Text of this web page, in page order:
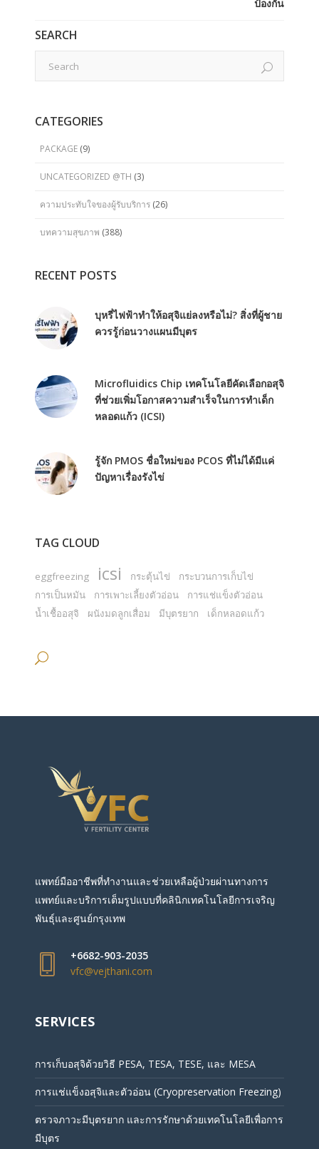
ป้องกัน
SEARCH
CATEGORIES
PACKAGE (9)
UNCATEGORIZED @TH (3)
ความประทับใจของผู้รับบริการ (26)
บทความสุขภาพ (388)
RECENT POSTS
บุหรี่ไฟฟ้าทำให้อสุจิแย่ลงหรือไม่? สิ่งที่ผู้ชาย
ควรรู้ก่อนวางแผนมีบุตร
Microfluidics Chip เทคโนโลยีคัดเลือกอสุจิ
ที่ช่วยเพิ่มโอกาสความสำเร็จในการทำเด็ก
หลอดแก้ว (ICSI)
รู้จัก PMOS ชื่อใหม่ของ PCOS ที่ไม่ได้มีแค่
ปัญหาเรื่องรังไข่
TAG CLOUD
eggfreezing icsi กระตุ้นไข่
กระบวนการเก็บไข่
การเป็นหมัน
การเพาะเลี้ยงตัวอ่อน
การแช่แข็งตัวอ่อน
น้ำเชื้ออสุจิ
ผนังมดลูกเสื่อม มีบุตรยาก เด็กหลอดแก้ว
แพทย์มืออาชีพที่ทำงานและช่วยเหลือผู้ป่วยผ่านทางการ
แพทย์และบริการเต็มรูปแบบที่คลินิกเทคโนโลยีการเจริญ
พันธุ์และศูนย์กรุงเทพ
+6682-903-2035
vfc@vejthani.com
SERVICES
การเก็บอสุจิด้วยวิธี PESA, TESA, TESE, และ MESA
การแช่แข็งอสุจิและตัวอ่อน (Cryopreservation Freezing)
ตรวจภาวะมีบุตรยาก และการรักษาด้วยเทคโนโลยีเพื่อการ
มีบุตร